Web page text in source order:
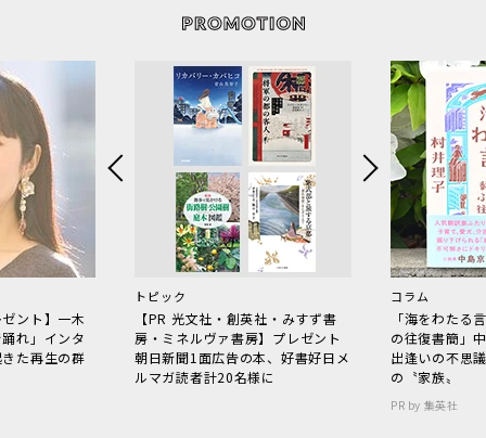
ント】一木
れ」インタ
た再生の群
トピック
【PR 光文社・創英社・みすず書
房・ミネルヴァ書房】プレゼント
朝日新聞1面広告の本、好書好日メ
ルマガ読者計20名様に
コラム
「海をわた
の往復書簡」
出逢いの不思
の〝家族〟
PR by 集英社